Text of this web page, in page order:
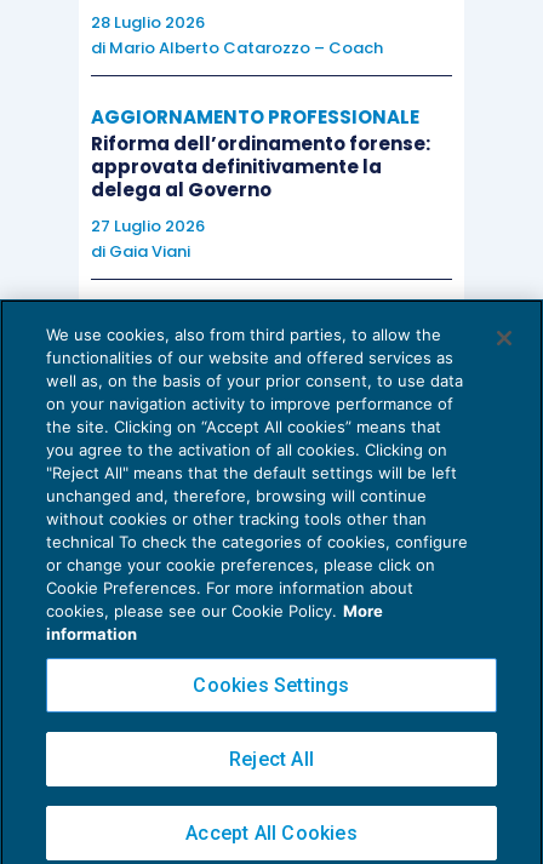
28 Luglio 2026
di Mario Alberto Catarozzo – Coach
AGGIORNAMENTO PROFESSIONALE
Riforma dell’ordinamento forense:
approvata definitivamente la
delega al Governo
27 Luglio 2026
di Gaia Viani
Come evitare le allucinazioni dell’AI:
guida per l’avvocato
24 Luglio 2026
di Sofia Savoia
Privacy Policy
Cookie Policy
Copyright 2016 ©Gruppo Euroconference S.p.A.v2.32.4
Piazza Luigi Einaudi, 10N01 - 20124 Milano - info@ecnews.it
02776120236
We use cookies, also from third parties, to allow the
functionalities of our website and offered services as
well as, on the basis of your prior consent, to use data
on your navigation activity to improve performance of
the site. Clicking on “Accept All cookies” means that
you agree to the activation of all cookies. Clicking on
"Reject All" means that the default settings will be left
unchanged and, therefore, browsing will continue
without cookies or other tracking tools other than
technical To check the categories of cookies, configure
or change your cookie preferences, please click on
Cookie Preferences. For more information about
cookies, please see our Cookie Policy. More
information
Cookies Settings
Reject All
Accept All Cookies